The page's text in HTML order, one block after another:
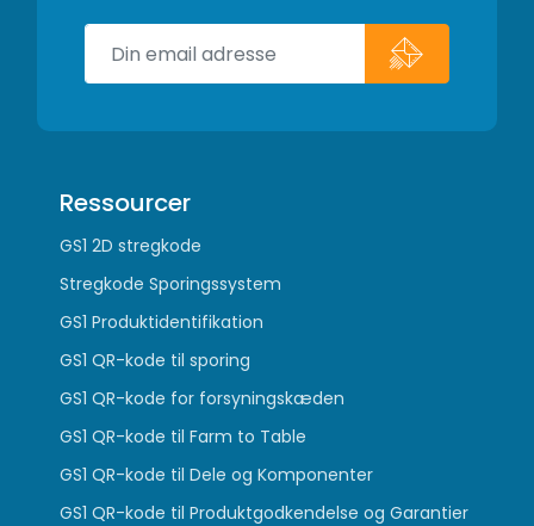
Ressourcer
GS1 2D stregkode
Stregkode Sporingssystem
GS1 Produktidentifikation
GS1 QR-kode til sporing
GS1 QR-kode for forsyningskæden
GS1 QR-kode til Farm to Table
GS1 QR-kode til Dele og Komponenter
GS1 QR-kode til Produktgodkendelse og Garantier